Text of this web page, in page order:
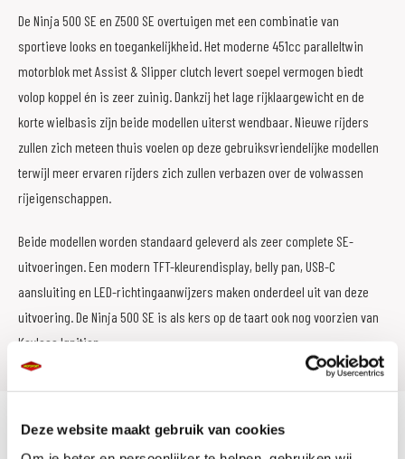
Deze website maakt gebruik van cookies
De Ninja 500 SE en Z500 SE overtuigen met een combinatie van
sportieve looks en toegankelijkheid. Het moderne 451cc paralleltwin
motorblok met Assist & Slipper clutch levert soepel vermogen biedt
volop koppel én is zeer zuinig. Dankzij het lage rijklaargewicht en de
korte wielbasis zijn beide modellen uiterst wendbaar. Nieuwe rijders
zullen zich meteen thuis voelen op deze gebruiksvriendelijke modellen
terwijl meer ervaren rijders zich zullen verbazen over de volwassen
rijeigenschappen.
Beide modellen worden standaard geleverd als zeer complete SE-
uitvoeringen. Een modern TFT-kleurendisplay, belly pan, USB-C
aansluiting en LED-richtingaanwijzers maken onderdeel uit van deze
uitvoering. De Ninja 500 SE is als kers op de taart ook nog voorzien van
Keyless Ignition